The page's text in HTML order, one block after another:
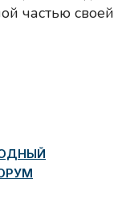
частью своей